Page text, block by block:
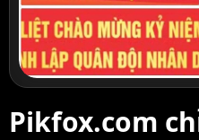
Pikfox.com